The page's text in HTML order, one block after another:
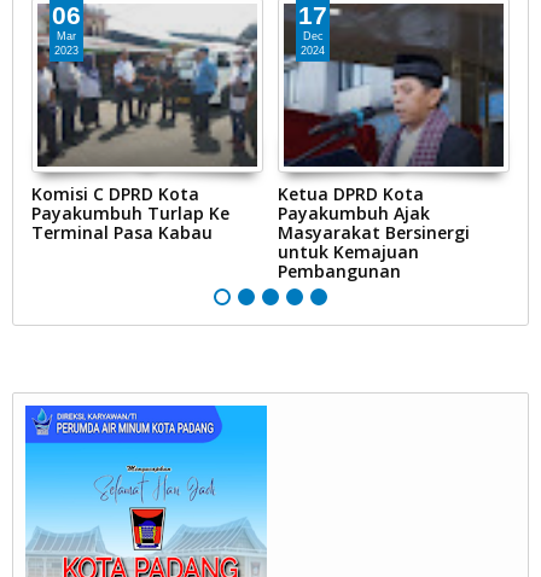
06
Mar
2023
Komisi C DPRD Kota
Payakumbuh Turlap Ke
Terminal Pasa Kabau
17
Dec
2024
Ketua DPRD Kota
Payakumbuh Ajak
Masyarakat Bersinergi
untuk Kemajuan
Pembangunan